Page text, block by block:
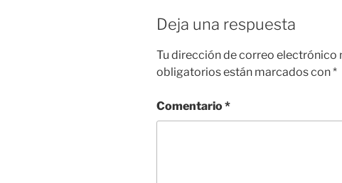
Deja una respuesta
Tu dirección de correo electrónico
obligatorios están marcados con*
Comentario*